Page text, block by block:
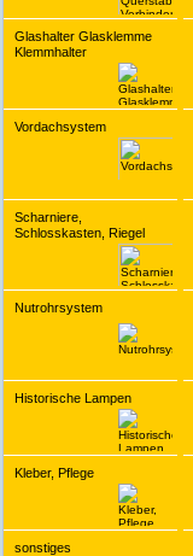
Glashalter Glasklemme
Klemmhalter
Vordachsystem
Scharniere,
Schlosskasten, Riegel
Nutrohrsystem
Historische Lampen
Kleber, Pflege
sonstiges